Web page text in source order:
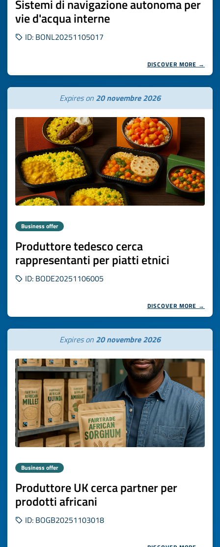
Sistemi di navigazione autonoma per
vie d'acqua interne
ID: BONL20251105017
DISCOVER MORE →
Expires on 20 novembre 2026
Business offer
Produttore tedesco cerca
rappresentanti per piatti etnici
ID: BODE20251106005
DISCOVER MORE →
Expires on 20 novembre 2026
Business offer
Produttore UK cerca partner per
prodotti africani
ID: BOGB20251103018